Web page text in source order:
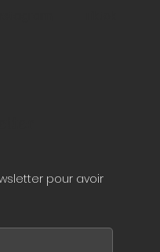
pour avoir